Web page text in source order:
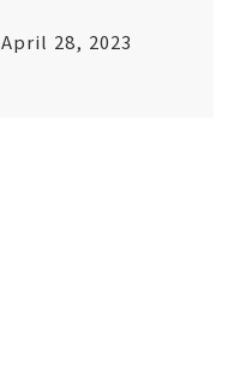
April 28, 2023